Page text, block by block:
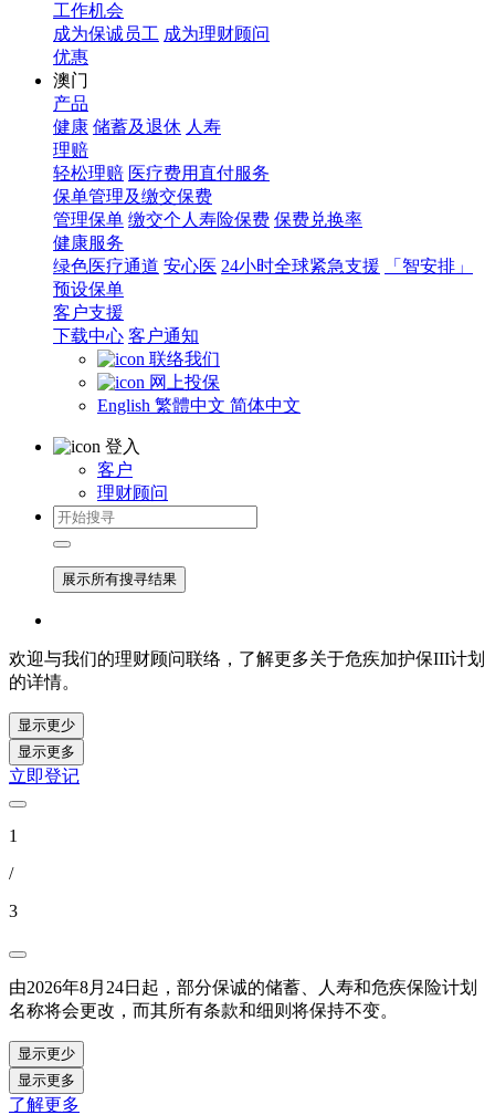
工作机会
成为保诚员工 成为理财顾问
优惠
澳门
产品
健康 储蓄及退休 人寿
理赔
轻松理赔 医疗费用直付服务
保单管理及缴交保费
管理保单 缴交个人寿险保费 保费兑换率
健康服务
绿色医疗通道 安心医 24小时全球紧急支援
「智安排」
预设保单
客户支援
下载中心 客户通知
联络我们
网上投保
English 繁體中文 简体中文
登入
客户
理财顾问
展示所有搜寻结果
欢迎与我们的理财顾问联络，了解更多关于危疾加护保III计划
的详情。
显示更少
显示更多
立即登记
1
/
3
由2026年8月24日起，部分保诚的储蓄、人寿和危疾保险计划
名称将会更改，而其所有条款和细则将保持不变。
显示更少
显示更多
了解更多